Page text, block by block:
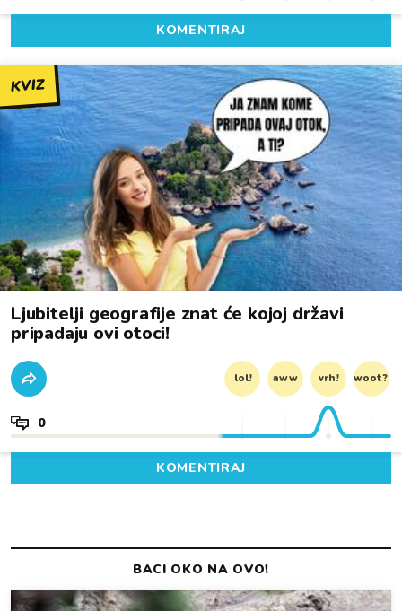
KOMENTIRAJ
KVIZ
Ljubitelji geografije znat će kojoj državi
pripadaju ovi otoci!
lol! aww vrh! woot?!
0
KOMENTIRAJ